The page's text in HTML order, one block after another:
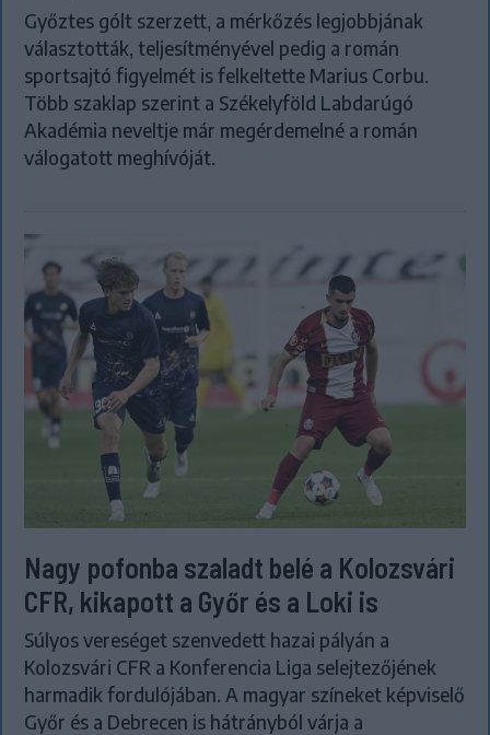
Győztes gólt szerzett, a mérkőzés legjobbjának
választották, teljesítményével pedig a román
sportsajtó figyelmét is felkeltette Marius Corbu.
Több szaklap szerint a Székelyföld Labdarúgó
Akadémia neveltje már megérdemelné a román
válogatott meghívóját.
Nagy pofonba szaladt belé a Kolozsvári
CFR, kikapott a Győr és a Loki is
Súlyos vereséget szenvedett hazai pályán a
Kolozsvári CFR a Konferencia Liga selejtezőjének
harmadik fordulójában. A magyar színeket képviselő
Győr és a Debrecen is hátrányból várja a